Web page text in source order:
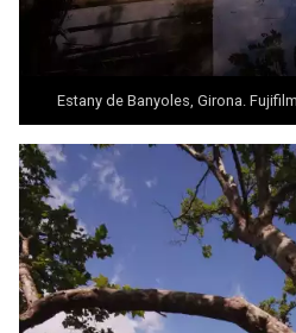
Estany de Banyoles, Girona.